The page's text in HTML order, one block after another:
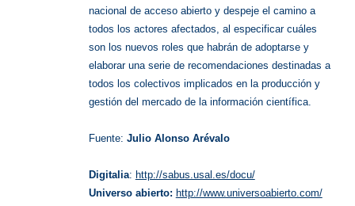
nacional de acceso abierto y despeje el camino a
todos los actores afectados, al especificar cuáles
son los nuevos roles que habrán de adoptarse y
elaborar una serie de recomendaciones destinadas a
todos los colectivos implicados en la producción y
gestión del mercado de la información científica.
Fuente: Julio Alonso Arévalo
Digitalia: http://sabus.usal.es/docu/
Universo abierto: http://www.universoabierto.com/